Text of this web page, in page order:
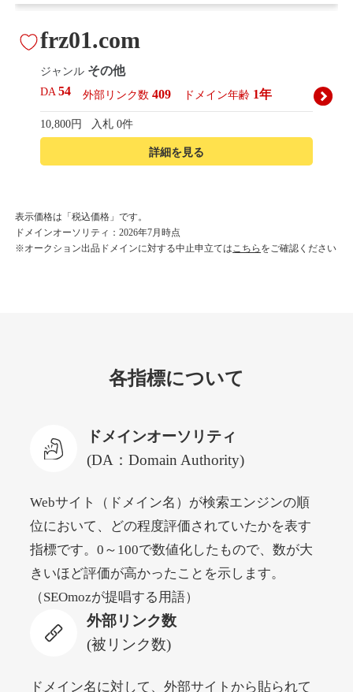
詳細を見る
frz01.com
ジャンル その他
DA54 外部リンク数 409 ドメイン年齢 1年
10,800円 入札 0件
korean-beautyshop.com
ジャンルその他
詳細を見る
newyorktodaylive.com
DA53 外部リンク数 430 ドメイン年齢
詳細を見る
dog-life-jacket.com
ジャンルその他
外部リンク数393
入札 0件
表示価格は「税込価格」です。
ドメインオーソリティ：2026年7月時点
※オークション出品ドメインに対する中止申立てはこちら をご確認ください
各指標について
ドメインオーソリティ
(DA：Domain Authority)
Webサイト（ドメイン名）が検索エンジンの順
位において、どの程度評価されていたかを表す
指標です。0～100で数値化したもので、数が大
きいほど評価が高かったことを示します。
（SEOmozが提唱する用語）
外部リンク数
(被リンク数)
ドメイン名に対して、外部サイトから貼られて